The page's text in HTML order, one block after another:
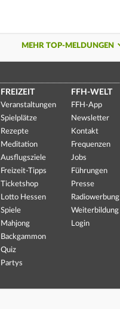
MEHR TOP-MELDUNGEN
FREIZEIT
Veranstaltungen
Spielplätze
Rezepte
Meditation
Ausflugsziele
Freizeit-Tipps
Ticketshop
Lotto Hessen
Spiele
Mahjong
Backgammon
Quiz
Partys
FFH-WELT
FFH-App
Newsletter
Kontakt
Frequenzen
Jobs
Führungen
Presse
Radiowerbung
Weiterbildung
Login